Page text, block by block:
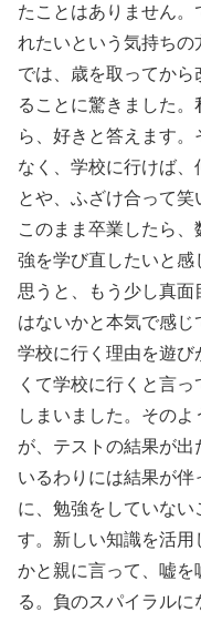
たことはありません。
れたいという気持ち
では、歳を取ってか
ることに驚きました
ら、好きと答えます
なく、学校に行けば、
とや、ふざけ合って
このまま卒業したら
強を学び直したいと感
思うと、もう少し真
はないかと本気で感じ
学校に行く理由を遊び
くて学校に行くと言
しまいました。その
が、テストの結果が
いるわりには結果が
に、勉強をしていない
す。新しい知識を活
かと親に言って、嘘を
る。負のスパイラル